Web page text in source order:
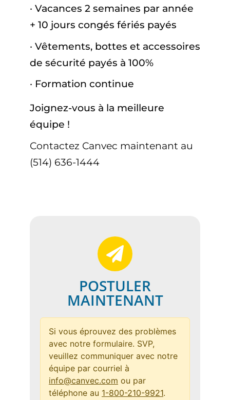
· Vacances 2 semaines par année
+ 10 jours congés fériés payés
· Vêtements, bottes et accessoires
de sécurité payés à 100%
· Formation continue
Joignez-vous à la meilleure
équipe !
Contactez Canvec maintenant au
(514) 636-1444
POSTULER
MAINTENANT
Si vous éprouvez des problèmes
avec notre formulaire. SVP,
veuillez communiquer avec notre
équipe par courriel à
info@canvec.com ou par
téléphone au 1-800-210-9921.